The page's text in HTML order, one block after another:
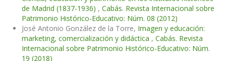
de Madrid (1837-1936) , Cabás. Revista Internacional sobre
Patrimonio Histórico-Educativo: Núm. 08 (2012)
José Antonio González de la Torre, Imagen y educación:
marketing, comercialización y didáctica , Cabás. Revista
Internacional sobre Patrimonio Histórico-Educativo: Núm.
19 (2018)